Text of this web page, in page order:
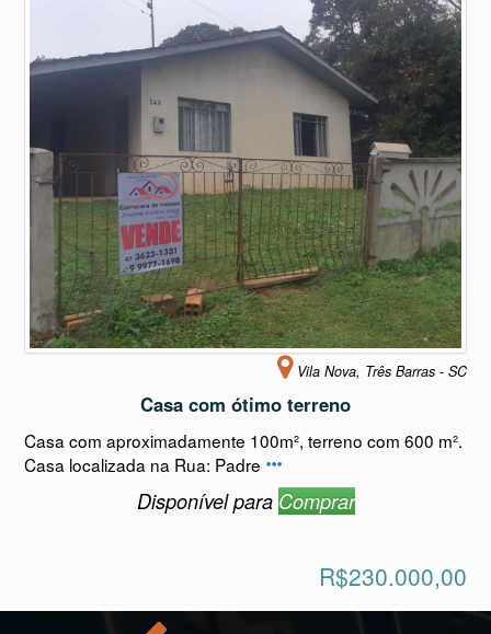
Vila Nova, Três Barras - SC
Casa com ótimo terreno
Casa com aproximadamente 100m², terreno com 600 m².
Casa localizada na Rua: Padre
Disponível para Comprar
R$230.000,00